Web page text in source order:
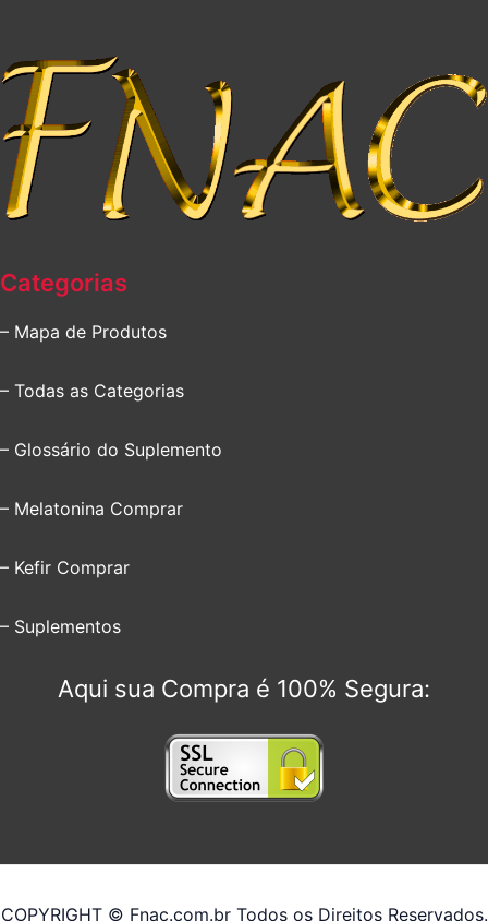
Categorias
– Mapa de Produtos
– Todas as Categorias
– Glossário do Suplemento
– Melatonina Comprar
– Kefir Comprar
– Suplementos
Aqui sua Compra é 100% Segura:
COPYRIGHT © Fnac.com.br Todos os Direitos Reservados.